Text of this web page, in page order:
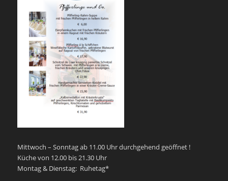
Mittwoch – Sonntag ab 11.00 Uhr durchgehend geöffnet !
Küche von 12.00 bis 21.30 Uhr
Montag & Dienstag: Ruhetag*